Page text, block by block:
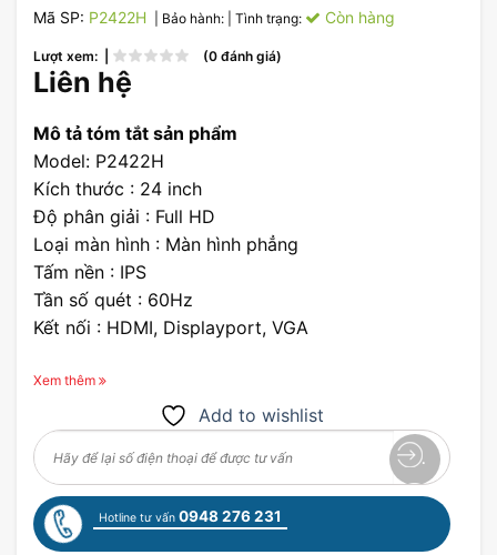
Mã SP: P2422H | Bảo hành: | Tình trạng: Còn hàng
Lượt xem: | (0 đánh giá)
Liên hệ
Mô tả tóm tắt sản phẩm
Model: P2422H
Kích thước : 24 inch
Độ phân giải : Full HD
Loại màn hình : Màn hình phẳng
Tấm nền : IPS
Tần số quét : 60Hz
Kết nối : HDMI, Displayport, VGA
Xem thêm
Add to wishlist
Hotline tư vấn 0948 276 231